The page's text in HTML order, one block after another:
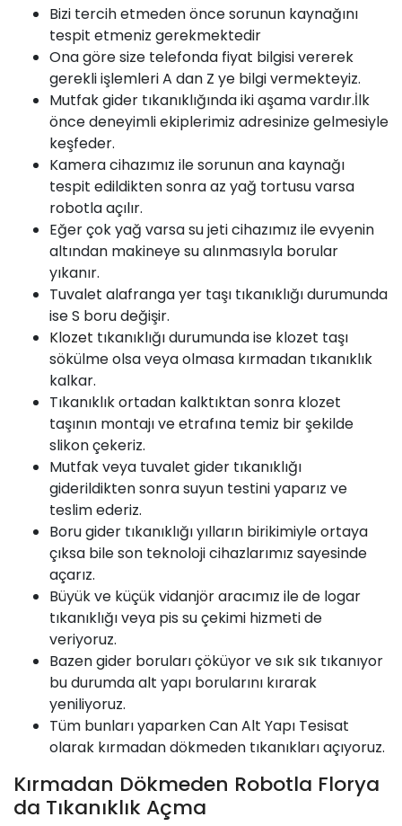
Bizi tercih etmeden önce sorunun kaynağını
tespit etmeniz gerekmektedir
Ona göre size telefonda fiyat bilgisi vererek
gerekli işlemleri A dan Z ye bilgi vermekteyiz.
Mutfak gider tıkanıklığında iki aşama vardır.İlk
önce deneyimli ekiplerimiz adresinize gelmesiyle
keşfeder.
Kamera cihazımız ile sorunun ana kaynağı
tespit edildikten sonra az yağ tortusu varsa
robotla açılır.
Eğer çok yağ varsa su jeti cihazımız ile evyenin
altından makineye su alınmasıyla borular
yıkanır.
Tuvalet alafranga yer taşı tıkanıklığı durumunda
ise S boru değişir.
Klozet tıkanıklığı durumunda ise klozet taşı
sökülme olsa veya olmasa kırmadan tıkanıklık
kalkar.
Tıkanıklık ortadan kalktıktan sonra klozet
taşının montajı ve etrafına temiz bir şekilde
slikon çekeriz.
Mutfak veya tuvalet gider tıkanıklığı
giderildikten sonra suyun testini yaparız ve
teslim ederiz.
Boru gider tıkanıklığı yılların birikimiyle ortaya
çıksa bile son teknoloji cihazlarımız sayesinde
açarız.
Büyük ve küçükvidanjöraracımız ile de logar
tıkanıklığı veya pis su çekimi hizmeti de
veriyoruz.
Bazen gider boruları çöküyor ve sık sık tıkanıyor
bu durumda alt yapı borularını kırarak
yeniliyoruz.
Tüm bunları yaparkenCanAlt Yapı Tesisat
olarak kırmadan dökmeden tıkanıkları açıyoruz.
Kırmadan Dökmeden Robotla Florya
da Tıkanıklık Açma